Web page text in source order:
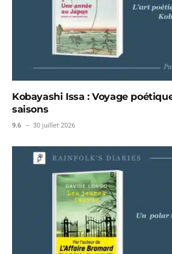
Kobayashi Issa : Voyage
saisons
9.6 30 juillet 2026